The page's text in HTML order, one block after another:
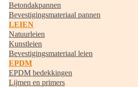
Betondakpannen
Bevestigingsmateriaal pannen
LEIEN
Natuurleien
Kunstleien
Bevestigingsmateriaal leien
EPDM
EPDM bedekkingen
Lijmen en primers